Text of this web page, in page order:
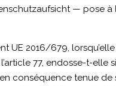
— pose
UE 2016/679,
77, endosse-t-elle
conséquence tenue